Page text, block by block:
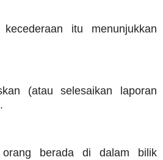
kecederaan itu menunjukkan
(atau selesaikan laporan
orang berada di dalam bilik